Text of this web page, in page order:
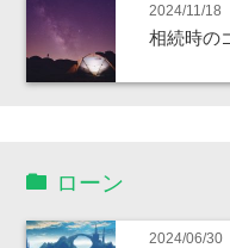
2024/11/18
相続時の
ローン
2024/06/30